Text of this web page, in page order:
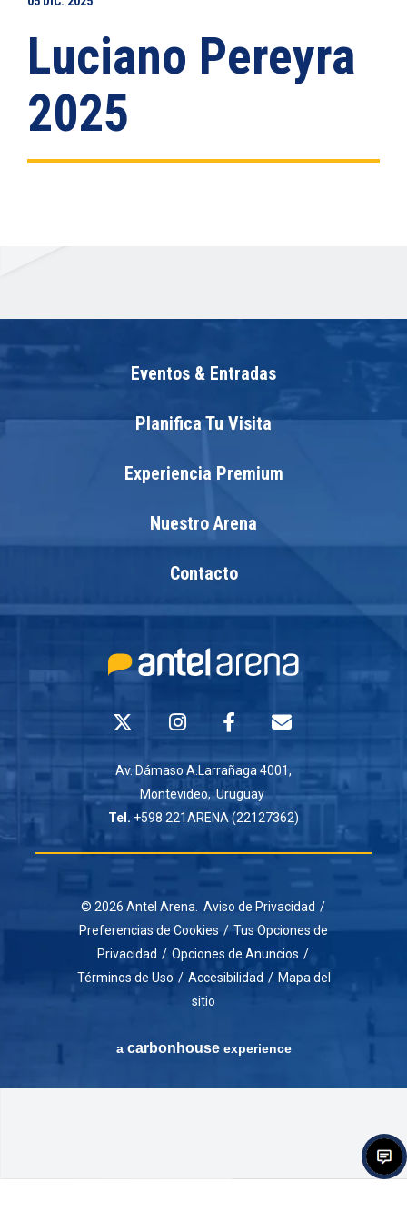
Luciano Pereyra
2025
Eventos & Entradas
Planifica Tu Visita
Experiencia Premium
Nuestro Arena
Contacto
Av. Dámaso A.Larrañaga 4001,
Montevideo, Uruguay
Tel. +598 221ARENA (22127362)
© 2026 Antel Arena. Aviso de Privacidad /
Preferencias de Cookies / Tus Opciones de
Privacidad / Opciones de Anuncios /
Términos de Uso / Accesibilidad / Mapa del
sitio
a carbon houseexperience